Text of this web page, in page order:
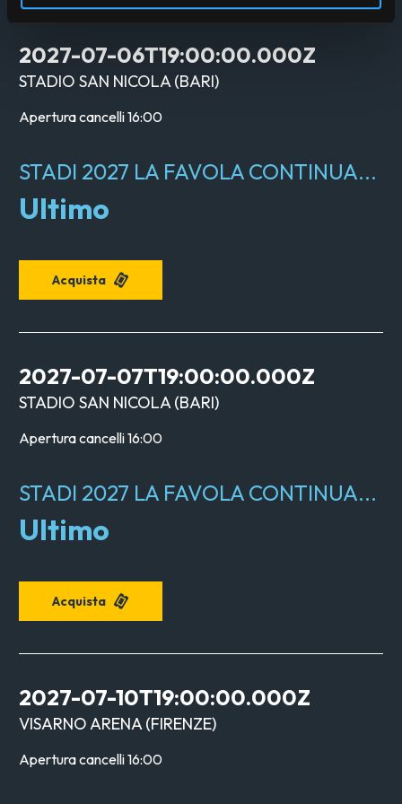
2027-07-06T19:00:00.000Z
STADIO SAN NICOLA (BARI)
Apertura cancelli16:00
STADI 2027 LA FAVOLA CONTINUA...
Ultimo
Acquista
2027-07-07T19:00:00.000Z
STADIO SAN NICOLA (BARI)
Apertura cancelli16:00
STADI 2027 LA FAVOLA CONTINUA...
Ultimo
Acquista
2027-07-10T19:00:00.000Z
VISARNO ARENA (FIRENZE)
Apertura cancelli16:00